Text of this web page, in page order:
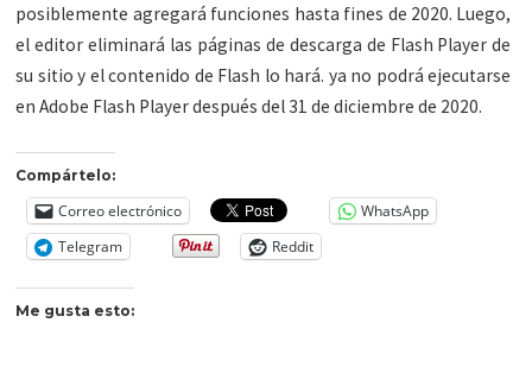
posiblemente agregará funciones hasta fines de 2020. Luego,
el editor eliminará las páginas de descarga de Flash Player de
su sitio y el contenido de Flash lo hará. ya no podrá ejecutarse
en Adobe Flash Player después del 31 de diciembre de 2020.
Compártelo:
Correo electrónico
WhatsApp
Telegram
Reddit
Me gusta esto: